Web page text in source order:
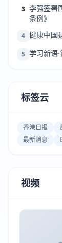
3 李强签署
条例》
4 健康中国
5 学习新语
标签云
香港日报
最新消息
视频